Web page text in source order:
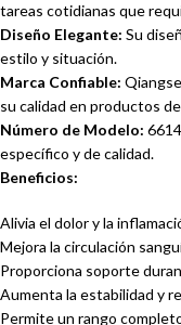
tareas cotidianas que
Diseño Elegante: Su
estilo y situación.
Marca Confiable:
su calidad en productos
Número de Modelo:
específico y de calidad.
Beneficios:
Alivia el dolor y la
Mejora la circulación
Proporciona soporte
Aumenta la estabilidad y
Permite un rango